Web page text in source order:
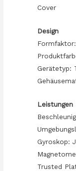
Cover
Design
Gerätetyp:
Leistungen
Gyroskop:
Trusted